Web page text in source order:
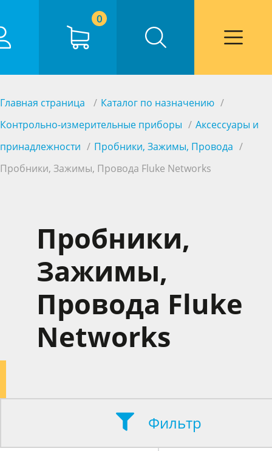
0
Главная страница
Каталог по назначению
Контрольно-измерительные приборы
Аксессуары и
принадлежности
Пробники, Зажимы, Провода
Пробники, Зажимы, Провода Fluke Networks
Пробники,
Зажимы,
Провода Fluke
Networks
Фильтр